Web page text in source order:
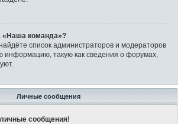
«Наша команда»?
список администраторов и модераторов
информацию, такую как сведения о форумах,
Личные сообщения
сообщения!